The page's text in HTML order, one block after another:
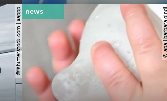
© shutterstock.com | aappp © apa |